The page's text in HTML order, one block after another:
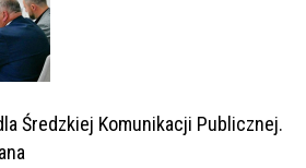
Średzkiej Komunikacji Publicznej.